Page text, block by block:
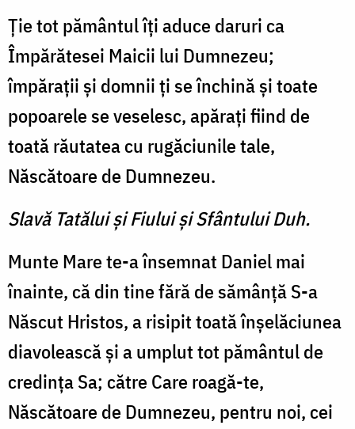
Ţie tot pământul îţi aduce daruri ca
Împărătesei Maicii lui Dumnezeu;
împăraţii şi domnii ţi se închină şi toate
popoarele se veselesc, apăraţi fiind de
toată răutatea cu ru­găciunile tale,
Născătoare de Dumnezeu.
Slavă Tatălui şi Fiului şi Sfântului Duh.
Munte Mare te-a însemnat Daniel mai
înainte, că din tine fără de sămânţă S-a
Născut Hristos, a risipit toată înşelă­ciunea
diavolească şi a umplut tot pământul de
credinţa Sa; către Care roagă-te,
Născătoare de Dumnezeu, pentru noi, cei